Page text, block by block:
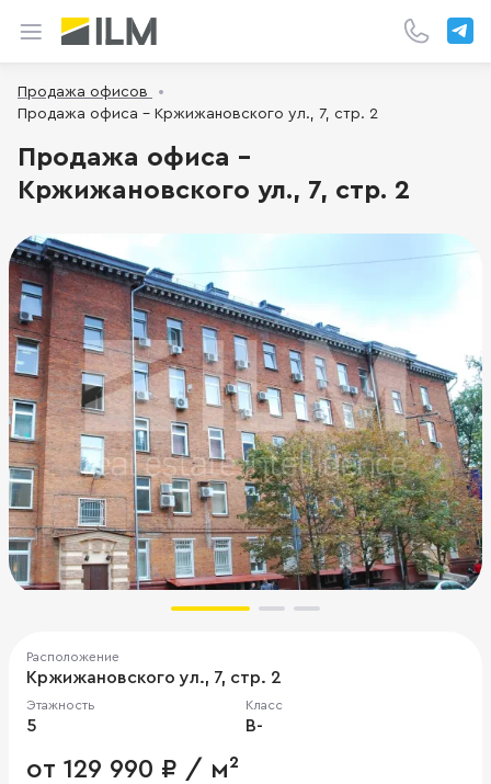
Продажа офисов
Продажа офиса - Кржижановского ул., 7, стр. 2
Продажа офиса -
Кржижановского ул., 7, стр. 2
Расположение
Кржижановского ул., 7, стр. 2
Этажность
5
Класс
B-
от 129 990 ₽ / м²